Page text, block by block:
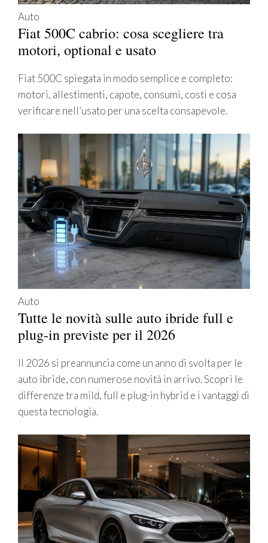
Auto
Fiat 500C cabrio: cosa scegliere tra
motori, optional e usato
Fiat 500C spiegata in modo semplice e completo:
motori, allestimenti, capote, consumi, costi e cosa
verificare nell’usato per una scelta consapevole.
Auto
Tutte le novità sulle auto ibride full e
plug-in previste per il 2026
Il 2026 si preannuncia come un anno di svolta per le
auto ibride, con numerose novità in arrivo. Scopri le
differenze tra mild, full e plug-in hybrid e i vantaggi di
questa tecnologia.